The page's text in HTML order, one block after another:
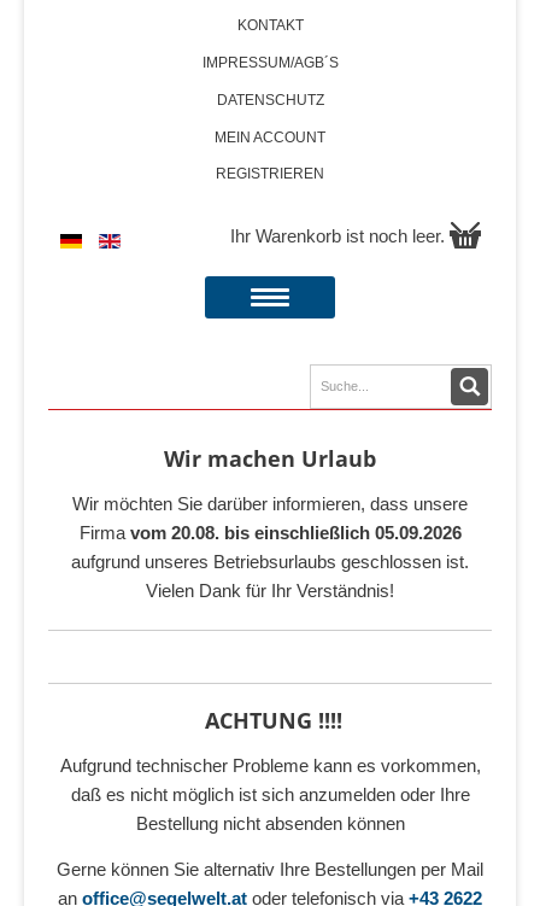
KONTAKT
IMPRESSUM/AGB´S
DATENSCHUTZ
MEIN ACCOUNT
REGISTRIEREN
Ihr Warenkorb ist noch leer.
Wir machen Urlaub
Wir möchten Sie darüber informieren, dass unsere
Firma vom 20.08. bis einschließlich 05.09.2026
aufgrund unseres Betriebsurlaubs geschlossen ist.
Vielen Dank für Ihr Verständnis!
ACHTUNG !!!!
Aufgrund technischer Probleme kann es vorkommen,
daß es nicht möglich ist sich anzumelden oder Ihre
Bestellung nicht absenden können
Gerne können Sie alternativ Ihre Bestellungen per Mail
an office@segelwelt.at oder telefonisch via +43 2622